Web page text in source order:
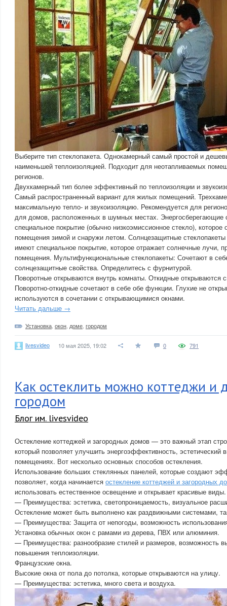
Выберите тип стеклопакета. Однокамерный самый простой и
наименьшей теплоизоляцией. Подходит для неотапливаемых
регионов.
Двухкамерный тип более эффективный по теплоизоляции и
Самый распространенный вариант для жилых помещений.
максимальную тепло- и звукоизоляцию. Рекомендуется для
для домов, расположенных в шумных местах. Энергосберегающие
специальное покрытие (обычно низкоэмиссионное стекло), которое
помещения зимой и снаружи летом. Солнцезащитные
имеют специальное покрытие, которое отражает солнечные лучи,
помещения. Мультифункциональные стеклопакеты: Сочетают в
солнцезащитные свойства. Определитесь с фурнитурой.
Поворотные открываются внутрь комнаты. Откидные открываются
Поворотно-откидные сочетают в себе обе функции. Глухие не
используются в сочетании с открывающимися окнами.
Читать дальше →
Установка окон доме городом
livesvideo 10 мая 2025, 19:02 0 791
Как остеклить можно коттеджи и
городом
Блог им. livesvideo
Остекление коттеджей и загородных домов — это важный этап
который позволяет улучшить энергоэффективность, эстетический
помещениях. Вот несколько основных способов остекления.
Использование больших стеклянных панелей, которые создают
позволяет, когда начинается остекление коттеджей и загородных
использовать естественное освещение и открывает красивые виды.
— Преимущества: эстетика, светопроницаемость, визуальное
Остекление может быть выполнено как раздвижными системами,
— Преимущества: Защита от непогоды, возможность
Установка обычных окон с рамами из дерева, ПВХ или алюминия.
— Преимущества: разнообразие стилей и размеров, возможность
повышения теплоизоляции.
Французские окна.
Высокие окна от пола до потолка, которые открываются на улицу.
— Преимущества: эстетика, много света и воздуха.